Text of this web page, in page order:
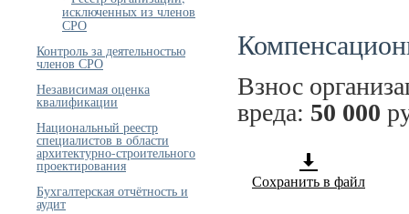
исключенных из членов
СРО
Контроль за деятельностью
членов СРО
Независимая оценка
квалификации
Национальный реестр
специалистов в области
архитектурно-строительного
проектирования
Бухгалтерская отчётность и
аудит
Взнос
вреда: 50 000
Сохранить в файл